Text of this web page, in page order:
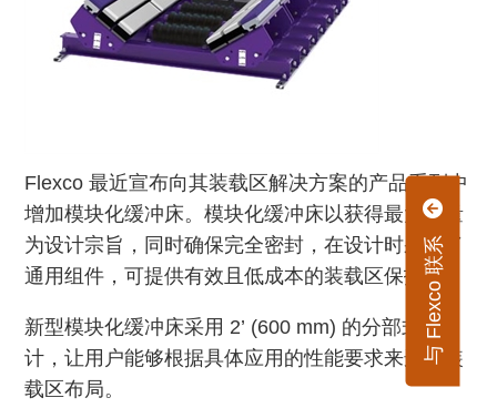
与 Flexco 联系
Flexco 最近宣布向其装载区解决方案的产品系列中
增加模块化缓冲床。模块化缓冲床以获得最大容量
为设计宗旨，同时确保完全密封，在设计时采用了
通用组件，可提供有效且低成本的装载区保护。
新型模块化缓冲床采用 2’ (600 mm) 的分部式设
计，让用户能够根据具体应用的性能要求来选择装
载区布局。